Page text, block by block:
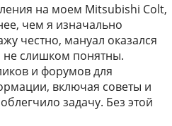
на моем Mitsubishi Colt,
чем я изначально
честно, мануал оказался
слишком понятны.
и форумов для
включая советы и
задачу. Без этой